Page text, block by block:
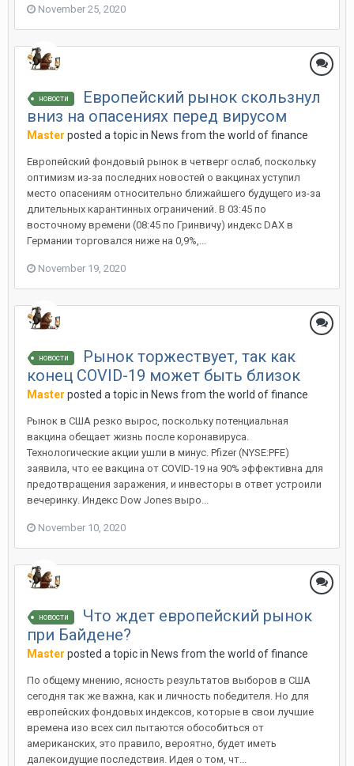
November 25, 2020
новости
Европейский рынок скользнул
вниз на опасениях перед вирусом
Master posted a topic in News from the world of finance
Европейский фондовый рынок в четверг ослаб, поскольку
оптимизм из-за последних новостей о вакцинах уступил
место опасениям относительно ближайшего будущего из-за
длительных карантинных ограничений. В 03:45 по
восточному времени (08:45 по Гринвичу) индекс DAX в
Германии торговался ниже на 0,9%,...
November 19, 2020
новости
Рынок торжествует, так как
конец COVID-19 может быть близок
Master posted a topic in News from the world of finance
Рынок в США резко вырос, поскольку потенциальная
вакцина обещает жизнь после коронавируса.
Технологические акции ушли в минус. Pfizer (NYSE:PFE)
заявила, что ее вакцина от COVID-19 на 90% эффективна для
предотвращения заражения, и инвесторы в ответ устроили
вечеринку. Индекс Dow Jones выро...
November 10, 2020
новости
Что ждет европейский рынок
при Байдене?
Master posted a topic in News from the world of finance
По общему мнению, ясность результатов выборов в США
сегодня так же важна, как и личность победителя. Но для
европейских фондовых индексов, которые в свои лучшие
времена изо всех сил пытаются обособиться от
американских, это правило, вероятно, будет иметь
далекоидущие последствия. Идея о том, чт...